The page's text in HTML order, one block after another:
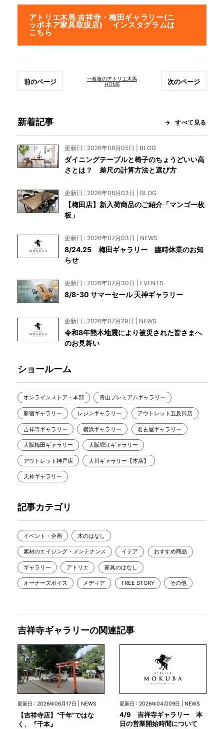
アトリエ木馬 吉祥寺・梅田ギャラリー(ニ
ッポネア家具取扱店) インスタグラムは
こちら
一枚板のアトリエ木馬
HOME
前のページ 次のページ
新着記事 すべて見る
更新日 : 2026年08月05日 | BLOG
ダイニングテーブルと椅子のちょうどいい高
さとは？ 差尺の計算方法と選び方
更新日 : 2026年08月03日 | BLOG
【梅田店】新入荷商品のご紹介「マンゴ一枚
板」
更新日 : 2026年07月03日 | NEWS
8/24.25 梅田ギャラリー 臨時休業のお知
らせ
更新日 : 2026年07月30日 | EVENTS
8/8-30 サマーセール 天神ギャラリー
更新日 : 2026年07月29日 | NEWS
令和8年熊本地震により被災された皆さまへ
のお見舞い
ショールーム
オンラインストア・本部 青山プレミアムギャラリー
新宿ギャラリー レジンギャラリー アウトレット五反田店
吉祥寺ギャラリー 横浜ギャラリー 名古屋ギャラリー
大阪梅田ギャラリー 大阪堀江ギャラリー
アウトレット神戸店 大川ギャラリー【本店】
天神ギャラリー
記事カテゴリ
イベント・企画 木のはなし
素材のエイジング・メンテナンス イデア おすすめ商品
ギャラリー アトリエ 家具のはなし
オーナーズボイス メディア TREE STORY その他
吉祥寺ギャラリーの関連記事
更新日 : 2026年06月17日 | NEWS
【吉祥寺店】”千年”ではな
く、『千本』
更新日 : 2026年04月09日 | NEWS
4/9 吉祥寺ギャラリー 本
日の営業開始時間について